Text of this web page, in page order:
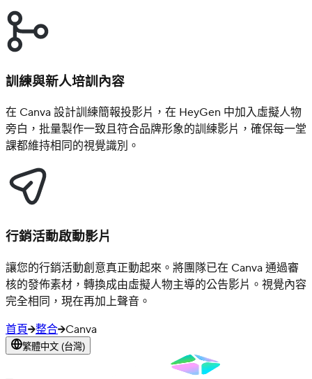
訓練與新人培訓內容
在 Canva 設計訓練簡報投影片，在 HeyGen 中加入虛擬人物
旁白，批量製作一致且符合品牌形象的訓練影片，確保每一堂
課都維持相同的視覺識別。
行銷活動啟動影片
讓您的行銷活動創意真正動起來。將團隊已在 Canva 通過審
核的發佈素材，轉換成由虛擬人物主導的公告影片。視覺內容
完全相同，現在再加上聲音。
首頁 整合 Canva
繁體中文 (台灣)